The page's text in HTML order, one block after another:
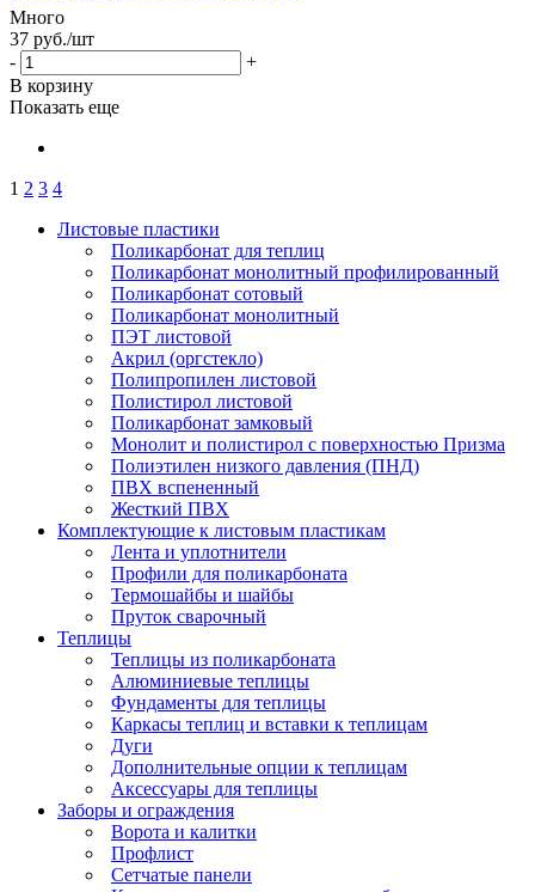
Много
37 руб./шт
-
+
В корзину
Показать еще
1 2 3 4
Листовые пластики
Поликарбонат для теплиц
Поликарбонат монолитный профилированный
Поликарбонат сотовый
Поликарбонат монолитный
ПЭТ листовой
Акрил (оргстекло)
Полипропилен листовой
Полистирол листовой
Поликарбонат замковый
Монолит и полистирол с поверхностью Призма
Полиэтилен низкого давления (ПНД)
ПВХ вспененный
Жесткий ПВХ
Комплектующие к листовым пластикам
Лента и уплотнители
Профили для поликарбоната
Термошайбы и шайбы
Пруток сварочный
Теплицы
Теплицы из поликарбоната
Алюминиевые теплицы
Фундаменты для теплицы
Каркасы теплиц и вставки к теплицам
Дуги
Дополнительные опции к теплицам
Аксессуары для теплицы
Заборы и ограждения
Ворота и калитки
Профлист
Сетчатые панели